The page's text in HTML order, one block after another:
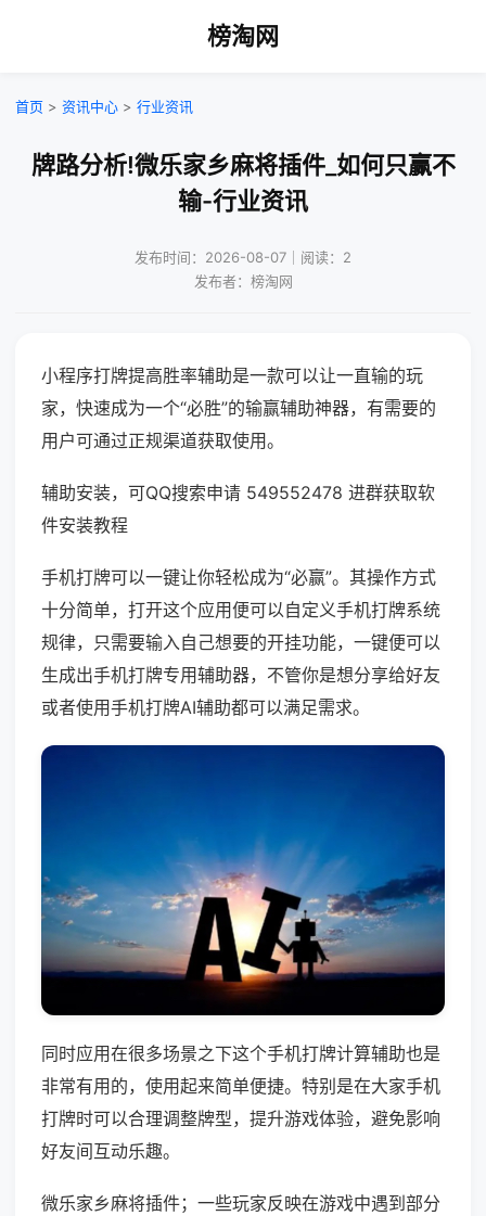
榜淘网
首页 > 资讯中心 > 行业资讯
牌路分析!微乐家乡麻将插件_如何只赢不
输-行业资讯
发布时间：2026-08-07｜阅读：2
发布者：榜淘网
小程序打牌提高胜率辅助是一款可以让一直输的玩
家，快速成为一个“必胜”的输赢辅助神器，有需要的
用户可通过正规渠道获取使用。
辅助安装，可QQ搜索申请 549552478 进群获取软
件安装教程
手机打牌可以一键让你轻松成为“必赢”。其操作方式
十分简单，打开这个应用便可以自定义手机打牌系统
规律，只需要输入自己想要的开挂功能，一键便可以
生成出手机打牌专用辅助器，不管你是想分享给好友
或者使用手机打牌AI辅助都可以满足需求。
同时应用在很多场景之下这个手机打牌计算辅助也是
非常有用的，使用起来简单便捷。特别是在大家手机
打牌时可以合理调整牌型，提升游戏体验，避免影响
好友间互动乐趣。
微乐家乡麻将插件；一些玩家反映在游戏中遇到部分